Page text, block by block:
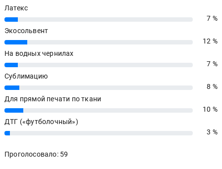
Латекс
7%
7 %
Экосольвент
12%
12 %
На водных чернилах
7%
7 %
Сублимацию
8%
8 %
Для прямой печати по ткани
10%
10 %
ДТГ («футболочный»)
3% 3 %
Проголосовало: 59